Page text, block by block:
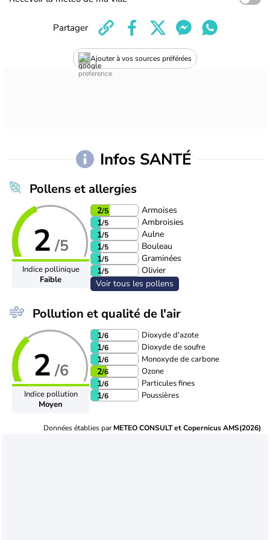
Ajouter à vos sources préférées
Partager
Infos SANTÉ
Pollens et allergies
2 /5
Indice pollinique
Faible
2/5
Armoises
1/5
Ambroisies
1/5
Aulne
1/5
Bouleau
1/5
Graminées
1/5
Olivier
Voir tous les pollens
Pollution et qualité de l'air
2 /6
Indice pollution
Moyen
1/6 Dioxyde d'azote
1/6 Dioxyde de soufre
1/6 Monoxyde de carbone
2/6 Ozone
1/6 Particules fines
1/6 Poussières
Données établies parMETEO CONSULT et Copernicus AMS(2026)